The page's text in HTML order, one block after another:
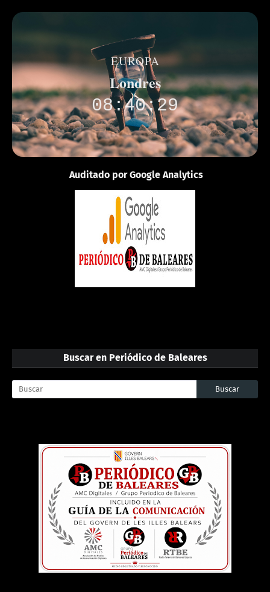
EUROPA
Londres
08:40:29
Auditado por Google Analytics
Buscar en Periódico de Baleares